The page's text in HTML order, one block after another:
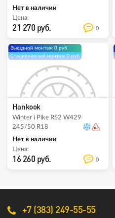
Нет в наличии
Цена:
21 270 руб. 0
Выездной монтаж 0 руб
Стационарный монтаж 0 руб
Hankook
Winter i Pike RS2 W429
245/50 R18
Нет в наличии
Цена:
16 260 руб. 0
+7 (383) 249-55-55